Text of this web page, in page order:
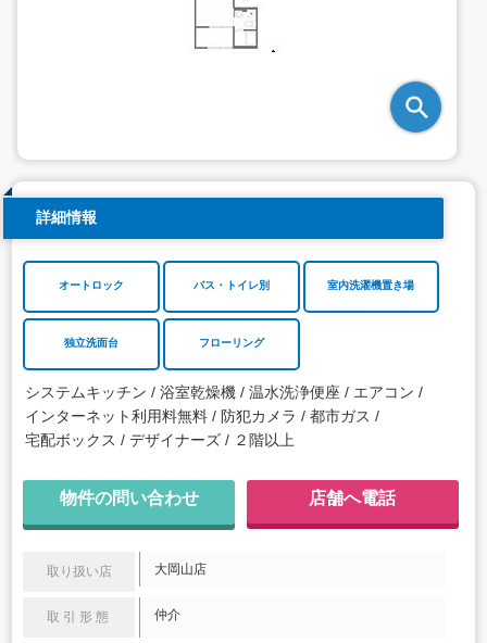
詳細情報
オートロック バス・トイレ別 室内洗濯機置き場
独立洗面台 フローリング
システムキッチン 浴室乾燥機 温水洗浄便座
エアコン
インターネット利用料無料
防犯カメラ
都市ガス
宅配ボックス
デザイナーズ ２階以上
物件の問い合わせ 店舗へ電話
取り扱い店 大岡山店
取引形態 仲介